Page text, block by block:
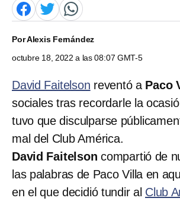
PorAlexis Fernández
octubre 18, 2022 a las 08:07 GMT-5
David Faitelson reventó aPaco
sociales tras recordarle la
tuvo que disculparse
mal del Club América.
David Faitelson compartió de
las palabras de Paco Villa en
en el que decidió tundir al Club